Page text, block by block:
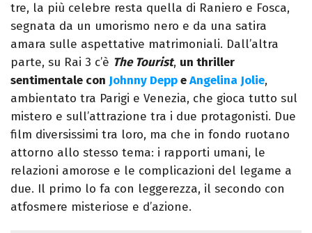
tre, la più celebre resta quella di Raniero e Fosca,
segnata da un umorismo nero e da una satira
amara sulle aspettative matrimoniali. Dall’altra
parte, su Rai 3 c’è The Tourist, un thriller
sentimentale con Johnny DeppeAngelina Jolie,
ambientato tra Parigi e Venezia, che gioca tutto sul
mistero e sull’attrazione tra i due protagonisti. Due
film diversissimi tra loro, ma che in fondo ruotano
attorno allo stesso tema: i rapporti umani, le
relazioni amorose e le complicazioni del legame a
due. Il primo lo fa con leggerezza, il secondo con
atfosmere misteriose e d’azione.